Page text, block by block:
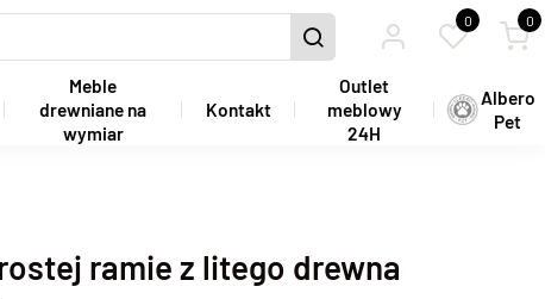
0 0
Meble
drewniane na
wymiar
Kontakt
Outlet
meblowy
24H
Albero
Pet
ramie z litego drewna